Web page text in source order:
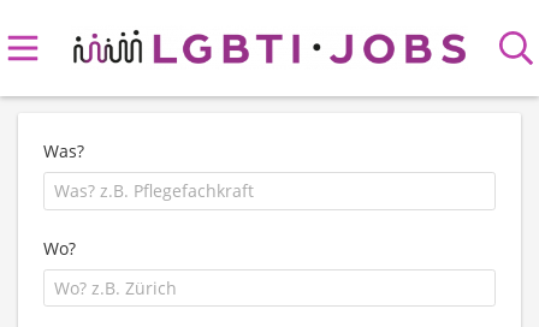
Was?
Wo?